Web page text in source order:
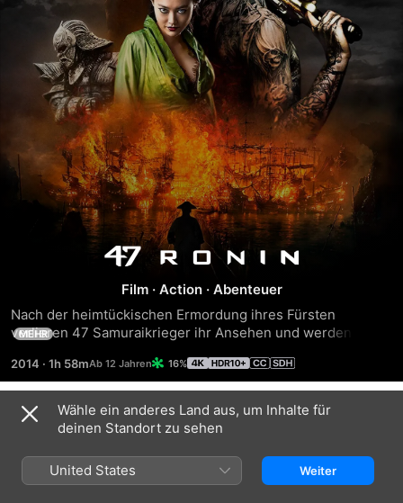
47
Ronin
Film · Action · Abenteuer
Nach der heimtückischen Ermordung ihres Fürsten
verlieren 47 Samuraikrieger ihr Ansehen und werden zu
auf Rache. Doch nur mit Unterstützung des verstoßenen
Halbbluts Kai (Keanu Reeves) können die herrenlosen
Samurai aus der Verbannung entkommen und die Ehre
ihres Fürsten wiederherstellen. So müssen sie sich ihren
mythische Fabelwesen und eine verführerische Hexe
antreten.
MEHR
2014 · 1h 58m 16%
Trailer
Wähle ein anderes Land aus, um Inhalte für
deinen Standort zu sehen
United States Weiter